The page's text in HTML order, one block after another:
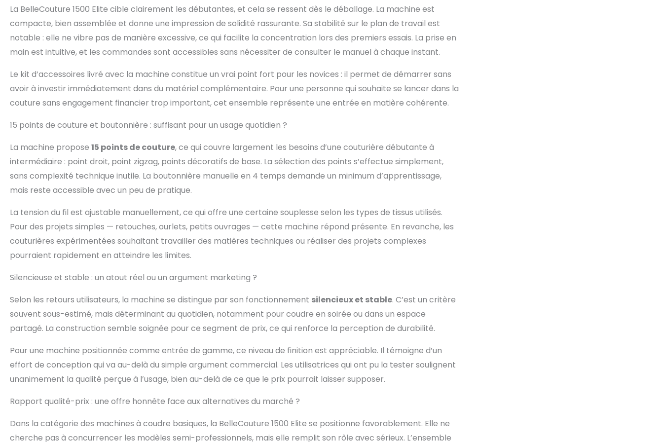
garantissant une couture précise même en faible luminosité. Elle inclut une
variété d'accessoires utiles tels que pieds presseurs, boutonnières,
fermetures éclair, bobines vides, jeu d'aiguilles et tournevis, ainsi qu'une
pédale pour un contrôle confortable et pratique. Conçue pour être
facilement transportable, cette machine à coudre est légère et compacte,
avec une poignée intégrée qui facilite son transport et son rangement
La BelleCouture 1500 Elite cible clairement les débutantes, et cela se ressent dès le déballage. La machine est
compacte, bien assemblée et donne une impression de solidité rassurante. Sa stabilité sur le plan de travail est
notable : elle ne vibre pas de manière excessive, ce qui facilite la concentration lors des premiers essais. La prise en
main est intuitive, et les commandes sont accessibles sans nécessiter de consulter le manuel à chaque instant.
Le kit d’accessoires livré avec la machine constitue un vrai point fort pour les novices : il permet de démarrer sans
avoir à investir immédiatement dans du matériel complémentaire. Pour une personne qui souhaite se lancer dans la
couture sans engagement financier trop important, cet ensemble représente une entrée en matière cohérente.
15 points de couture et boutonnière : suffisant pour un usage quotidien ?
La machine propose 15 points de couture, ce qui couvre largement les besoins d’une couturière débutante à
intermédiaire : point droit, point zigzag, points décoratifs de base. La sélection des points s’effectue simplement,
sans complexité technique inutile. La boutonnière manuelle en 4 temps demande un minimum d’apprentissage,
mais reste accessible avec un peu de pratique.
La tension du fil est ajustable manuellement, ce qui offre une certaine souplesse selon les types de tissus utilisés.
Pour des projets simples — retouches, ourlets, petits ouvrages — cette machine répond présente. En revanche, les
couturières expérimentées souhaitant travailler des matières techniques ou réaliser des projets complexes
pourraient rapidement en atteindre les limites.
Silencieuse et stable : un atout réel ou un argument marketing ?
Selon les retours utilisateurs, la machine se distingue par son fonctionnement silencieux et stable. C’est un critère
souvent sous-estimé, mais déterminant au quotidien, notamment pour coudre en soirée ou dans un espace
partagé. La construction semble soignée pour ce segment de prix, ce qui renforce la perception de durabilité.
Pour une machine positionnée comme entrée de gamme, ce niveau de finition est appréciable. Il témoigne d’un
effort de conception qui va au-delà du simple argument commercial. Les utilisatrices qui ont pu la tester soulignent
unanimement la qualité perçue à l’usage, bien au-delà de ce que le prix pourrait laisser supposer.
Rapport qualité-prix : une offre honnête face aux alternatives du marché ?
Dans la catégorie des machines à coudre basiques, la BelleCouture 1500 Elite se positionne favorablement. Elle ne
cherche pas à concurrencer les modèles semi-professionnels, mais elle remplit son rôle avec sérieux. L’ensemble